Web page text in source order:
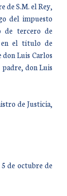
de S.M. el Rey,
del impuesto
de tercero de
en el título de
Luis Carlos
don Luis
de Justicia,
de octubre de